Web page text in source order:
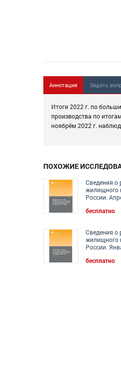
Аннотация Задать
Итоги 2022 г. по
производства по
ноябрём 2022 г.
ПОХОЖИЕ
Сведения о
жилищного
России.
бесплатно
Сведения о
жилищного
России.
бесплатно